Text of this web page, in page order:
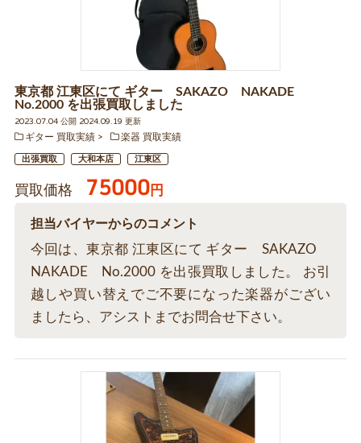
東京都 江東区にて ギター SAKAZO NAKADE
No.2000 を出張買取しました
2023.07.04 公開 2024.09.19 更新
ギター 買取実績
楽器 買取実績
出張買取 大和本店 江東区
買取価格 75000円
担当バイヤーからのコメント
今回は、東京都 江東区にて ギター SAKAZO
NAKADE No.2000 を出張買取しました。 お引
越しや買い替えでご不要になった楽器がござい
ましたら、アシストまでお問合せ下さい。